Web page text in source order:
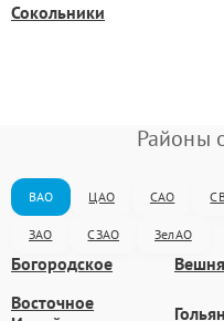
Сокольники
Районы
ВАО ЦАО САО
ЗАО СЗАО ЗелАО
Богородское
Восточное